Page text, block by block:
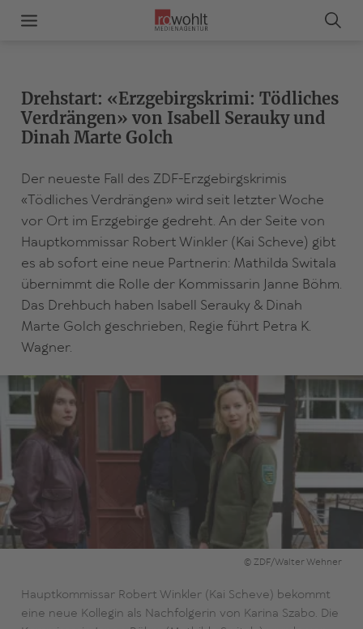
Drehstart: «Erzgebirgskrimi: Tödliches
Verdrängen» von Isabell Serauky und
Dinah Marte Golch
Der neueste Fall des ZDF-Erzgebirgskrimis
«Tödliches Verdrängen» wird seit letzter Woche
vor Ort im Erzgebirge gedreht. An der Seite von
Hauptkommissar Robert Winkler (Kai Scheve) gibt
es ab sofort eine neue Partnerin: Mathilda Switala
übernimmt die Rolle der Kommissarin Janne Böhm.
Das Drehbuch haben Isabell Serauky & Dinah
Marte Golch geschrieben, Regie führt Petra K.
Wagner.
© ZDF/Walter Wehner
Hauptkommissar Robert Winkler (Kai Scheve) bekommt
eine neue Kollegin als Nachfolgerin von Karina Szabo. Die